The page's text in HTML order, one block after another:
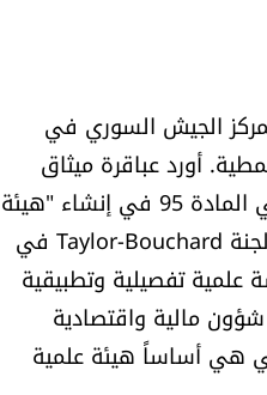
الجيش السوري في
أورد عباقرة ميثاق
الطائف موضوع "الطائفية" "والطائفية السياسية" والمعالجة في سياق منهجية علمية في المادة 95 في إنشاء "هيئة
وطنية" من اختصاصيين على نمط لجنة Bernard Stasi في فرنسا حول العلمانية (2003)، ولجنة Taylor-Bouchard في
دراسة علمية تفصيلية وتطبيقية
مالية واقتصادية
هي أساساً هيئة علمية